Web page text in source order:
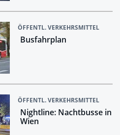
ÖFFENTL. VERKEHRSMITTEL
Busfahrplan
ÖFFENTL. VERKEHRSMITTEL
Nightline: Nachtbusse in
Wien